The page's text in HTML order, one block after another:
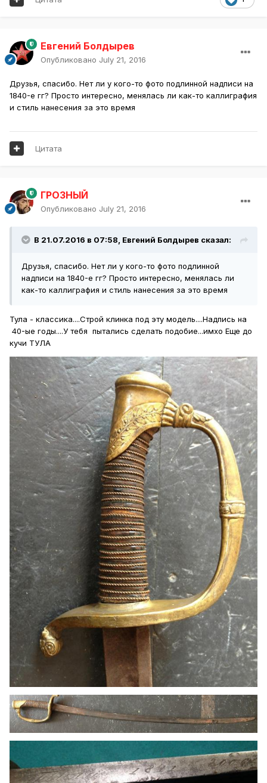
Евгений Болдырев
Опубликовано July 21, 2016
Друзья, спасибо. Нет ли у кого-то фото подлинной надписи на
1840-е гг? Просто интересно, менялась ли как-то каллиграфия
и стиль нанесения за это время
Цитата
ГРОЗНЫЙ
Опубликовано July 21, 2016
В 21.07.2016 в 07:58, Евгений Болдырев сказал:
Друзья, спасибо. Нет ли у кого-то фото подлинной
надписи на 1840-е гг? Просто интересно, менялась ли
как-то каллиграфия и стиль нанесения за это время
Тула - классика....Строй клинка под эту модель....Надпись на
40-ые годы....У тебя пытались сделать подобие...имхо Еще до
кучи ТУЛА